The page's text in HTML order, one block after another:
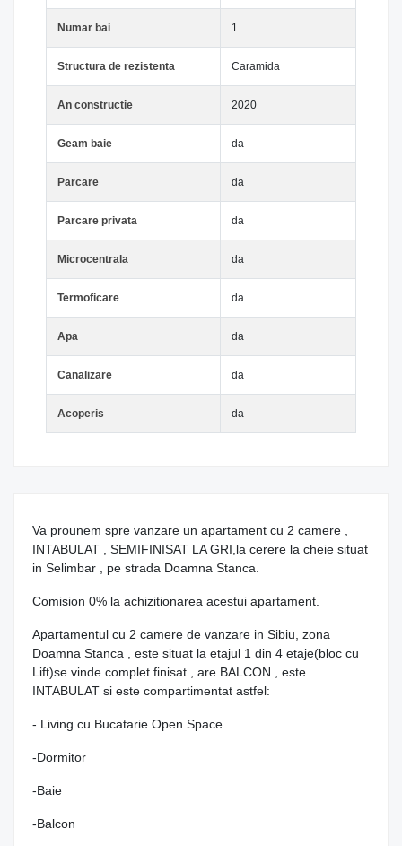
Numar bai 1
Structura de rezistenta Caramida
An constructie 2020
Geam baie da
Parcare da
Parcare privata da
Microcentrala da
Termoficare da
Apa da
Canalizare da
Acoperis da
Va prounem spre vanzare un apartament cu 2 camere ,
INTABULAT , SEMIFINISAT LA GRI,la cerere la cheie situat
in Selimbar , pe strada Doamna Stanca.
Comision 0% la achizitionarea acestui apartament.
Apartamentul cu 2 camere de vanzare in Sibiu, zona
Doamna Stanca , este situat la etajul 1 din 4 etaje(bloc cu
Lift)se vinde complet finisat , are BALCON , este
INTABULAT si este compartimentat astfel:
- Living cu Bucatarie Open Space
-Dormitor
-Baie
-Balcon